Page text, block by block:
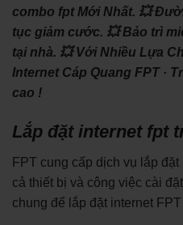
combo fpt Mới Nhất. 💥
tục giảm cước. 💥 Bảo trì
tại nhà. 💥 Với Nhiều Lựa
‎Internet Cáp Quang FPT ·
cao !
Lắp đặt internet fpt
FPT cung cấp dịch vụ lắp
cả thiết bị và công việc cài
chung để lắp đặt internet